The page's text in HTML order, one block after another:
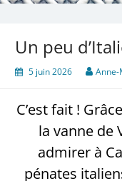
Un peu
5 juin 2026 Anne-
C’est fait !
la vanne de
admirer à
pénates